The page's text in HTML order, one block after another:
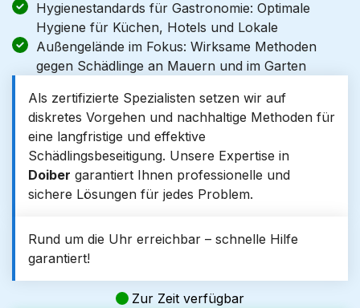
Hygienestandards für Gastronomie: Optimale
Hygiene für Küchen, Hotels und Lokale
Außengelände im Fokus: Wirksame Methoden
gegen Schädlinge an Mauern und im Garten
Als zertifizierte Spezialisten setzen wir auf
diskretes Vorgehen und nachhaltige Methoden für
eine langfristige und effektive
Schädlingsbeseitigung. Unsere Expertise in
Doiber garantiert Ihnen professionelle und
sichere Lösungen für jedes Problem.
Rund um die Uhr erreichbar – schnelle Hilfe
garantiert!
Zur Zeit verfügbar